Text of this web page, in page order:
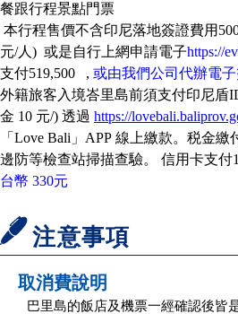
餐跟行程景點門票
本行程售價不含印尼落地簽證費用
元/人 ) 或是自行上網申請電子https://
支付519,500 , 或由我們公司代辦電
外籍旅客入境峇里島前須支付印尼盾
金 10 元/) 透過 https://
「 Love Bali 」 APP 線上繳款。税金繳
邊防等檢查站掃描查驗。 信用卡支付
台幣 330元
注意事項
取消費說明
巴里島的飯店及機票一經確認後皆